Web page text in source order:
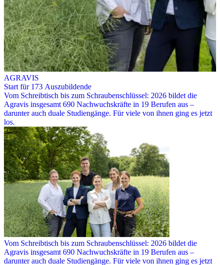
AGRAVIS
Start für 173 Auszubildende
Vom Schreibtisch bis zum Schraubenschlüssel: 2026 bildet die
Agravis insgesamt 690 Nachwuchskräfte in 19 Berufen aus –
darunter auch duale Studiengänge. Für viele von ihnen ging es jetzt
los.
Vom Schreibtisch bis zum Schraubenschlüssel: 2026 bildet die
Agravis insgesamt 690 Nachwuchskräfte in 19 Berufen aus –
darunter auch duale Studiengänge. Für viele von ihnen ging es jetzt